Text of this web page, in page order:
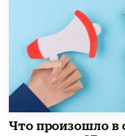
​Что произошло в